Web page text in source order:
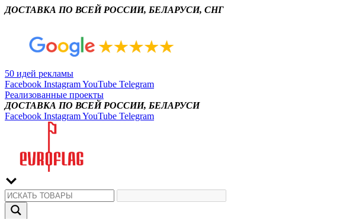
ДОСТАВКА ПО ВСЕЙ РОССИИ, БЕЛАРУСИ, СНГ
50 идей рекламы
Facebook InstagramYouTube Telegram
Реализованные проекты
ДОСТАВКА ПО ВСЕЙ РОССИИ, БЕЛАРУСИ
Facebook InstagramYouTube Telegram